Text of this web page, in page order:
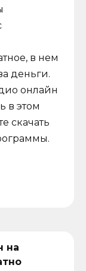
в нем
деньги.
онлайн
в этом
скачать
на